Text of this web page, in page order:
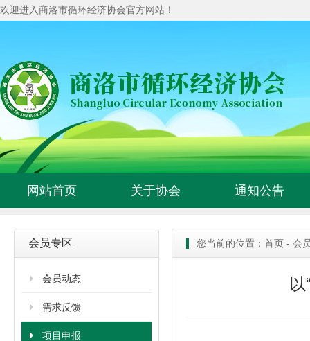
欢迎进入商洛市循环经济协会官方网站！
网站首页 关于协会 通知公告
会员专区
会员动态
需求反馈
项目申报
您当前的位置： 首页 - 会